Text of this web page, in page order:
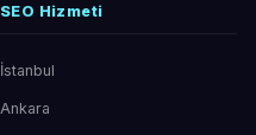
SEO Hizmeti
İstanbul
Ankara